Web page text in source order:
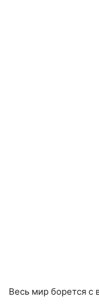
Весь мир борется с